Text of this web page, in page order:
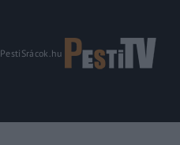
PestiSrácok.hu